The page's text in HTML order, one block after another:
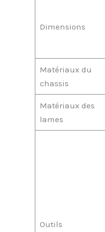
Dimensions
Matériaux du
chassis
Matériaux des
lames
Outils